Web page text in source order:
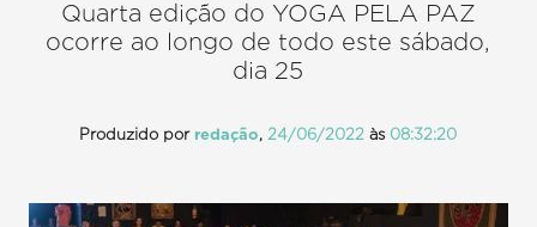
Quarta edição do YOGA PELA PAZ
ocorre ao longo de todo este sábado,
dia 25
Produzido por redação, 24/06/2022 às 08:32:20